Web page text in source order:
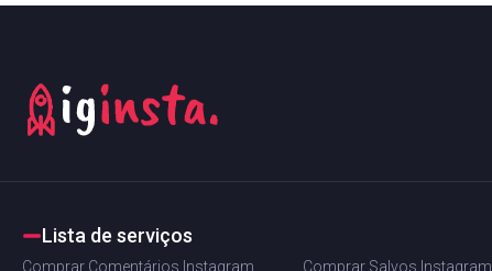
Lista de serviços
Comprar Comentários Instagram Comprar Salvos Instagram